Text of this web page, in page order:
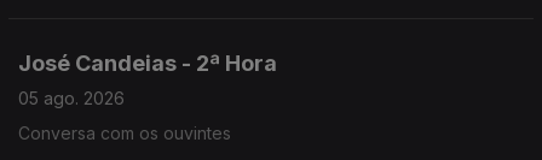
José Candeias - 2ª Hora
05 ago. 2026
Conversa com os ouvintes